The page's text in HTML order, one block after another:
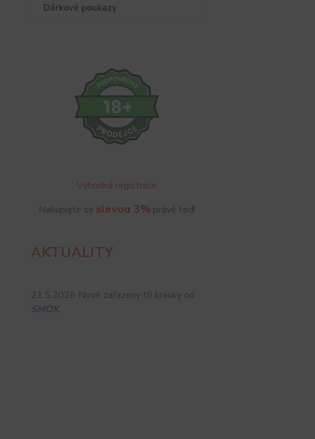
Dárkové poukazy
Výhodná registrace
Nakupujte se slevou 3% právě teď!
AKTUALITY
21.5.2026 Nově zařazeny tři krásky od
SMOK